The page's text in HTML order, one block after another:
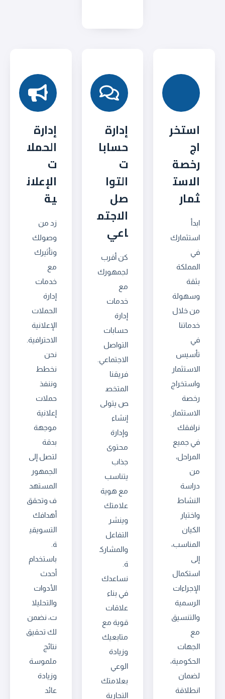
استخر
اج
رخصة
الاست
ثمار
ابدأ
استثمارك
في
المملكة
بثقة
وسهولة
من خلال
خدماتنا
في
تأسيس
الاستثمار
واستخراج
رخصة
الاستثمار.
نرافقك
في جميع
المراحل،
من
دراسة
النشاط
واختيار
الكيان
المناسب،
إلى
استكمال
الإجراءات
الرسمية
والتنسيق
مع
الجهات
الحكومية،
لضمان
انطلاقة
إدارة
حسابا
ت
التوا
صل
الاجتم
اعي
كن أقرب
لجمهورك
مع
خدمات
إدارة
حسابات
التواصل
الاجتماعي.
فريقنا
المتخص
ص يتولى
إنشاء
وإدارة
محتوى
جذاب
يتناسب
مع هوية
علامتك
وينشر
التفاعل
والمشارك
ة.
نساعدك
في بناء
علاقات
قوية مع
متابعيك
وزيادة
الوعي
بعلامتك
التجارية
إدارة
الحملا
ت
الإعلان
ية
زد من
وصولك
وتأثيرك
مع
خدمات
إدارة
الحملات
الإعلانية
الاحترافية.
نحن
نخطط
وننفذ
حملات
إعلانية
موجهة
بدقة
لتصل إلى
الجمهور
المستهد
ف وتحقق
أهدافك
التسويقي
ة.
باستخدام
أحدث
الأدوات
والتحليلا
ت، نضمن
لك تحقيق
نتائج
ملموسة
وزيادة
عائد